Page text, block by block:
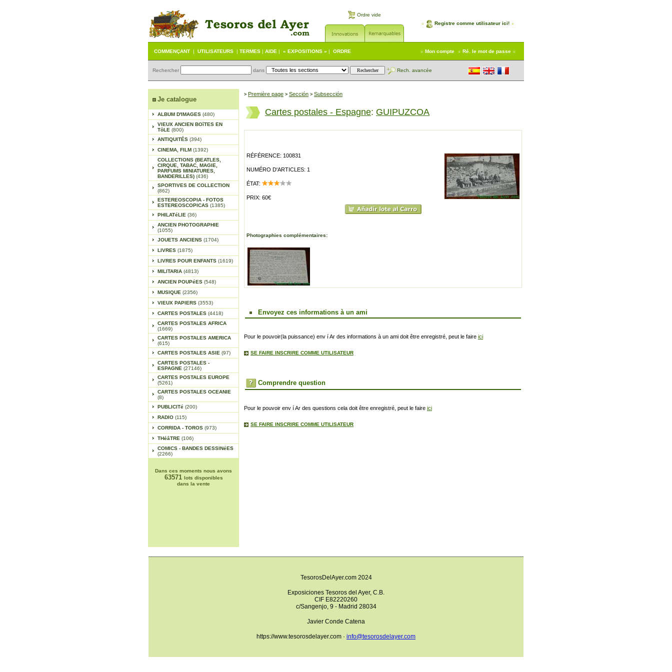
Ordre vide
Registre comme utilisateur ici!
COMMENÇANT | UTILISATEURS | TERMES | AIDE | « EXPOSITIONS » | ORDRE Mon compte Ré. le mot de passe
Rechercher dans Rech. avancée
Je catalogue
ALBUM D'IMAGES (480)
VIEUX ANCIEN BOîTES EN
TôLE (800)
ANTIQUITÉS (394)
CINEMA, FILM (1392)
COLLECTIONS (BEATLES,
CIRQUE, TABAC, MAGIE,
PARFUMS MINIATURES,
BANDERILLES) (436)
SPORTIVES DE COLLECTION
(862)
ESTEREOSCOPIA - FOTOS
ESTEREOSCOPICAS (1385)
PHILATéLIE (36)
ANCIEN PHOTOGRAPHIE
(1055)
JOUETS ANCIENS (1704)
LIVRES (1875)
LIVRES POUR ENFANTS (1619)
MILITARIA (4813)
ANCIEN POUPéES (548)
MUSIQUE (2356)
VIEUX PAPIERS (3553)
CARTES POSTALES (4418)
CARTES POSTALES AFRICA
(1669)
CARTES POSTALES AMERICA
(615)
CARTES POSTALES ASIE (97)
CARTES POSTALES -
ESPAGNE (27146)
CARTES POSTALES EUROPE
(5261)
CARTES POSTALES OCEANIE
(8)
PUBLICITé (200)
RADIO (115)
CORRIDA - TOROS (973)
THéâTRE (106)
COMICS - BANDES DESSINéES
(2266)
Dans ces moments nous avons
63571 lots disponibles
dans la vente
> Première page > Sección > Subsección
Cartes postales - Espagne: GUIPUZCOA
RÉFÉRENCE: 100831
NUMÉRO D'ARTICLES: 1
ÉTAT:
PRIX: 60€
Photographies complémentaires:
Envoyez ces informations à un ami
Pour le pouvoir(la puissance) env í Ar des informations à un ami doit être enregistré, peut le faire ici
SE FAIRE INSCRIRE COMME UTILISATEUR
Comprendre question
Pour le pouvoir env í Ar des questions cela doit être enregistré, peut le faire ici
SE FAIRE INSCRIRE COMME UTILISATEUR
TesorosDelAyer.com 2024
Exposiciones Tesoros del Ayer, C.B.
CIF E82220260
c/Sangenjo, 9 - Madrid 28034
Javier Conde Catena
https://www.tesorosdelayer.com · info@tesorosdelayer.com